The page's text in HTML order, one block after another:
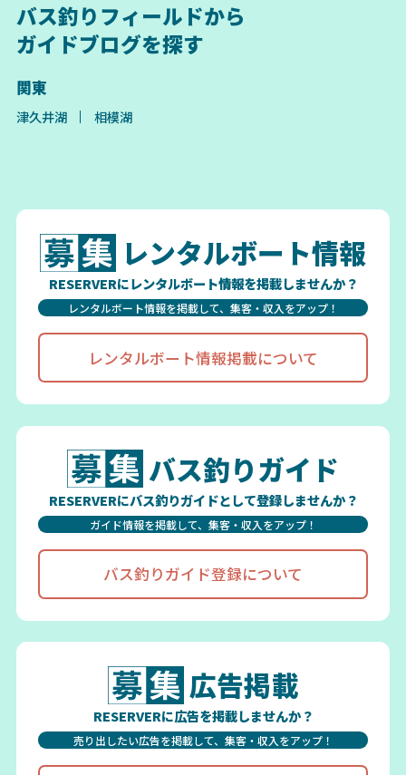
バス釣りフィールドから
ガイドブログを探す
関東
津久井湖 相模湖
レンタルボート情報
RESERVERにレンタルボート情報を掲載しませんか？
レンタルボート情報を掲載して、集客・収入をアップ！
レンタルボート情報掲載について
バス釣りガイド
RESERVERにバス釣りガイドとして登録しませんか？
ガイド情報を掲載して、集客・収入をアップ！
バス釣りガイド登録について
広告掲載
RESERVERに広告を掲載しませんか？
売り出したい広告を掲載して、集客・収入をアップ！